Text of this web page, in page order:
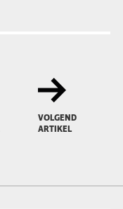
VOLGEND
ARTIKEL